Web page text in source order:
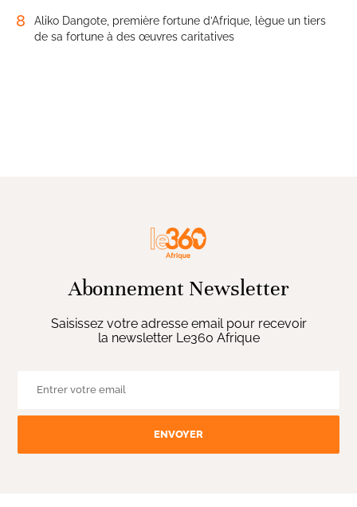
8
Aliko Dangote, première fortune d’Afrique, lègue un tiers
de sa fortune à des œuvres caritatives
Abonnement Newsletter
Saisissez votre adresse email pour recevoir
la newsletter Le360 Afrique
ENVOYER